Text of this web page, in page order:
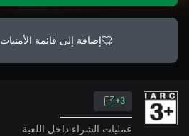
إضافة إلى قائمة الأمنيات
3+
عمليات الشراء داخل اللعبة